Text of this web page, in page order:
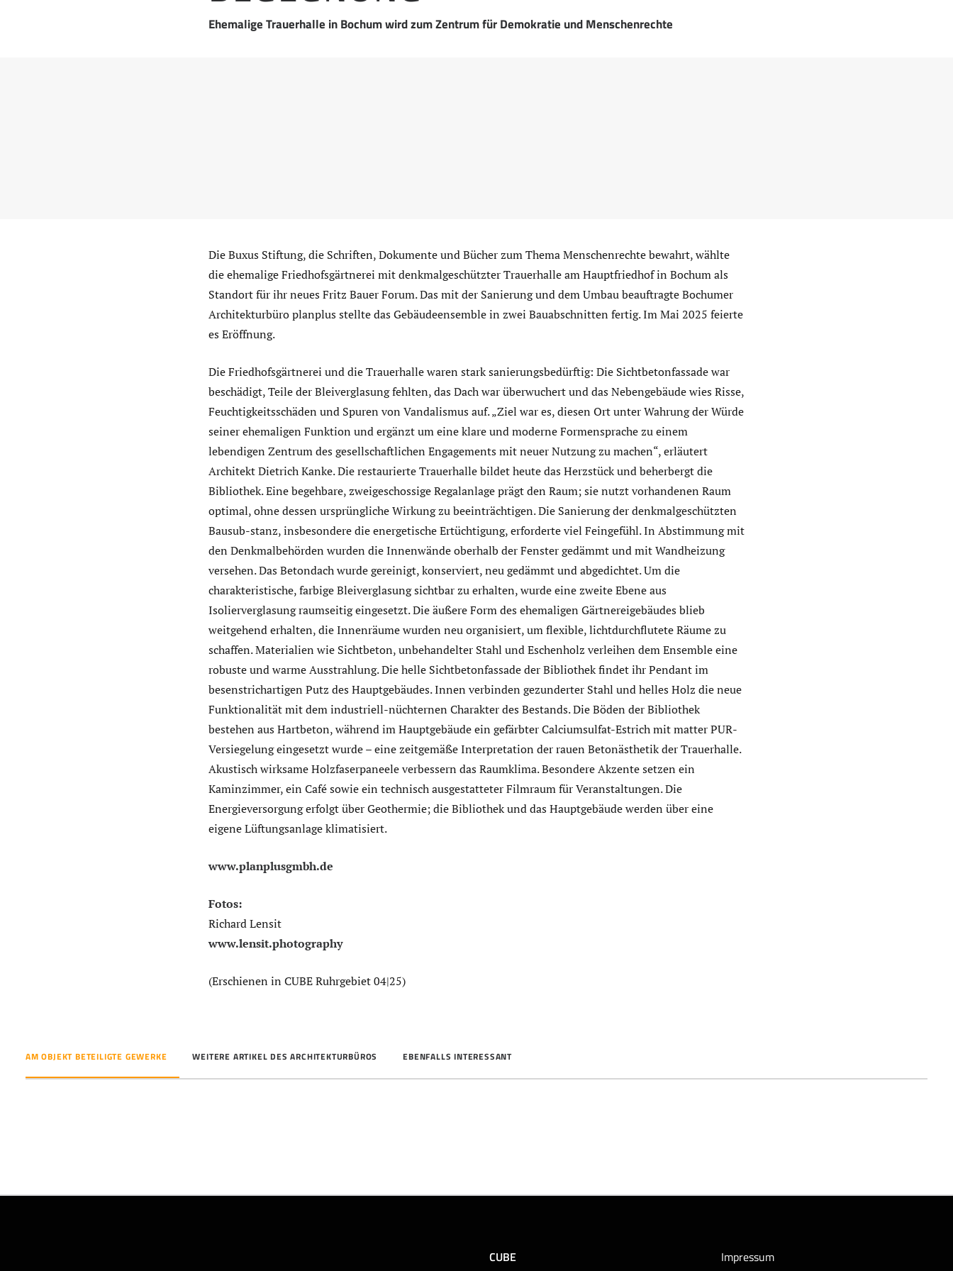
Ehemalige Trauerhalle in Bochum wird zum Zentrum für Demokratie und Menschenrechte
Die Buxus Stiftung, die Schriften, Dokumente und Bücher zum Thema Menschenrechte bewahrt, wählte
die ehemalige Friedhofsgärtnerei mit denkmalgeschützter Trauerhalle am Hauptfriedhof in Bochum als
Standort für ihr neues Fritz Bauer Forum. Das mit der Sanierung und dem Umbau beauftragte Bochumer
Architekturbüro planplus stellte das Gebäudeensemble in zwei Bauabschnitten fertig. Im Mai 2025 feierte
es Eröffnung.
Die Friedhofsgärtnerei und die Trauerhalle waren stark sanierungsbedürftig: Die Sichtbetonfassade war
beschädigt, Teile der Bleiverglasung fehlten, das Dach war überwuchert und das Nebengebäude wies Risse,
Feuchtigkeitsschäden und Spuren von Vandalismus auf. „Ziel war es, diesen Ort unter Wahrung der Würde
seiner ehemaligen Funktion und ergänzt um eine klare und moderne Formensprache zu einem
lebendigen Zentrum des gesellschaftlichen Engagements mit neuer Nutzung zu machen“, erläutert
Architekt Dietrich Kanke. Die restaurierte Trauerhalle bildet heute das Herzstück und beherbergt die
Bibliothek. Eine begehbare, zweigeschossige Regalanlage prägt den Raum; sie nutzt vorhandenen Raum
optimal, ohne dessen ursprüngliche Wirkung zu beeinträchtigen. Die Sanierung der denkmalgeschützten
Bausub-stanz, insbesondere die energetische Ertüchtigung, erforderte viel Feingefühl. In Abstimmung mit
den Denkmalbehörden wurden die Innenwände oberhalb der Fenster gedämmt und mit Wandheizung
versehen. Das Betondach wurde gereinigt, konserviert, neu gedämmt und abgedichtet. Um die
charakteristische, farbige Bleiverglasung sichtbar zu erhalten, wurde eine zweite Ebene aus
Isolierverglasung raumseitig eingesetzt. Die äußere Form des ehemaligen Gärtnereigebäudes blieb
weitgehend erhalten, die Innenräume wurden neu organisiert, um flexible, lichtdurchflutete Räume zu
schaffen. Materialien wie Sichtbeton, unbehandelter Stahl und Eschenholz verleihen dem Ensemble eine
robuste und warme Ausstrahlung. Die helle Sichtbetonfassade der Bibliothek findet ihr Pendant im
besenstrichartigen Putz des Hauptgebäudes. Innen verbinden gezunderter Stahl und helles Holz die neue
Funktionalität mit dem industriell-nüchternen Charakter des Bestands. Die Böden der Bibliothek
bestehen aus Hartbeton, während im Hauptgebäude ein gefärbter Calciumsulfat-Estrich mit matter PUR-
Versiegelung eingesetzt wurde – eine zeitgemäße Interpretation der rauen Betonästhetik der Trauerhalle.
Akustisch wirksame Holzfaserpaneele verbessern das Raumklima. Besondere Akzente setzen ein
Kaminzimmer, ein Café sowie ein technisch ausgestatteter Filmraum für Veranstaltungen. Die
Energieversorgung erfolgt über Geothermie; die Bibliothek und das Hauptgebäude werden über eine
eigene Lüftungsanlage klimatisiert.
www.planplusgmbh.de
Fotos:
Richard Lensit
www.lensit.photography
(Erschienen in CUBE Ruhrgebiet 04|25)
AM OBJEKT BETEILIGTE GEWERKE WEITERE ARTIKEL DES ARCHITEKTURBÜROS EBENFALLS INTERESSANT
CUBE
Impressum